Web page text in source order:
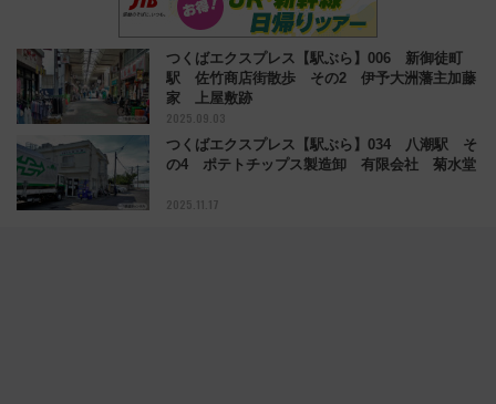
つくばエクスプレス【駅ぶら】006 新御徒町
駅 佐竹商店街散歩 その2 伊予大洲藩主加藤
家 上屋敷跡
2025.09.03
つくばエクスプレス【駅ぶら】034 八潮駅 そ
の4 ポテトチップス製造卸 有限会社 菊水堂
2025.11.17